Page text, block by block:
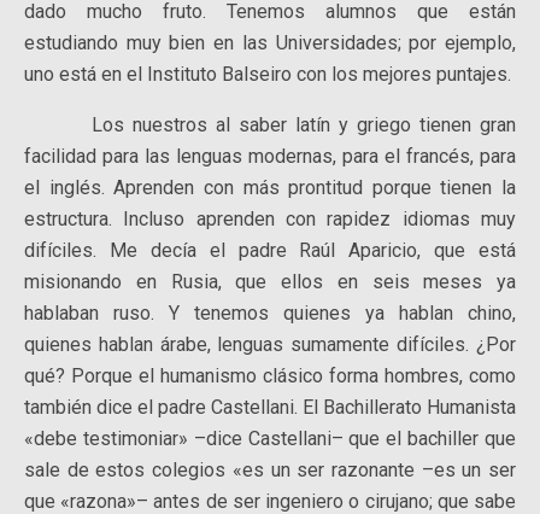
dado mucho fruto. Tenemos alumnos que están
estudiando muy bien en las Universidades; por ejemplo,
uno está en el Instituto Balseiro con los mejores puntajes.
Los nuestros al saber latín y griego tienen gran
facilidad para las lenguas modernas, para el francés, para
el inglés. Aprenden con más prontitud porque tienen la
estructura. Incluso aprenden con rapidez idiomas muy
difíciles. Me decía el padre Raúl Aparicio, que está
misionando en Rusia, que ellos en seis meses ya
hablaban ruso. Y tenemos quienes ya hablan chino,
quienes hablan árabe, lenguas sumamente difíciles. ¿Por
qué? Porque el humanismo clásico forma hombres, como
también dice el padre Castellani. El Bachillerato Humanista
«debe testimoniar» –dice Castellani– que el bachiller que
sale de estos colegios «es un ser razonante –es un ser
que «razona»– antes de ser ingeniero o cirujano; que sabe